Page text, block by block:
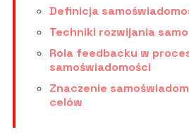
Definicja
Techniki rozwijania
Rola feedbacku w
samoświadomości
Znaczenie
celów